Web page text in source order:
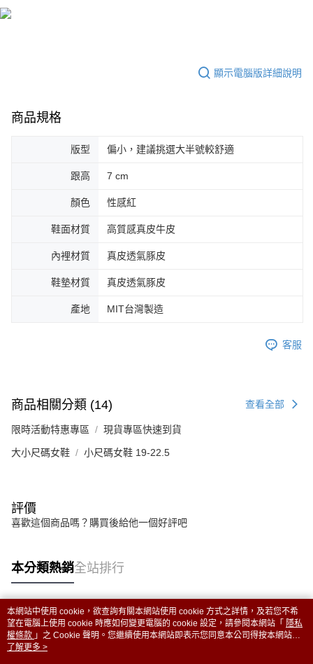
顯示電腦版詳細說明
商品規格
版型 偏小，建議挑選大半號較舒適
跟高 7 cm
顏色 性感紅
鞋面材質 高質感真皮牛皮
內裡材質 真皮透氣豚皮
鞋墊材質 真皮透氣豚皮
產地 MIT台灣製造
客服
商品相關分類 (14) 查看全部
限時活動特惠專區 現貨專區快速到貨
大小尺碼女鞋 小尺碼女鞋 19-22.5
評價
喜歡這個商品嗎？購買後給他一個好評吧
本分類熱銷全站排行
熱門標籤
本網站中使用 cookie，欲查詢有關本網站使用 cookie 方式之詳情，及若您不希
望在電腦上使用 cookie 時應如何變更電腦的 cookie 設定，請參閱本網站「 隱私
權條款 」之 Cookie 聲明。您繼續使用本網站即表示您同意本公司得按本網站使
用條款之 Cookie 聲明使用 cookie。
了解更多 >